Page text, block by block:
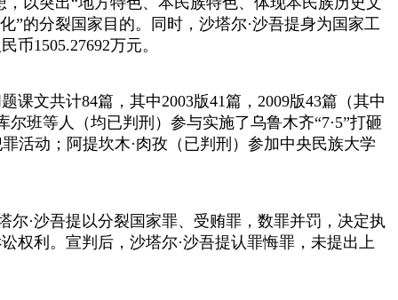
”的分裂国家目的。同时，沙塔尔·沙吾提身为国家工
1505.27692万元。
文共计84篇，其中2003版41篇，2009版43篇（其中
班等人（均已判刑）参与实施了乌鲁木齐“7·5”打砸
活动；阿提坎木·肉孜（已判刑）参加中央民族大学
·沙吾提以分裂国家罪、受贿罪，数罪并罚，决定执
权利。宣判后，沙塔尔·沙吾提认罪悔罪，未提出上